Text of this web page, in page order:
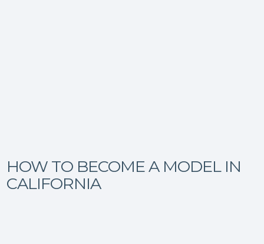
HOW TO BECOME A MODEL IN
CALIFORNIA